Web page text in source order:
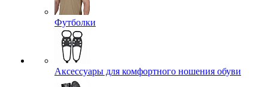
Футболки
Аксессуары для комфортного ношения обуви